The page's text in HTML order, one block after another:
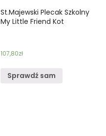
St.Majewski Plecak Szkolny
My Little Friend Kot
107,80zł
Sprawdź sam